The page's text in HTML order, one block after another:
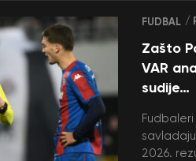
FUDBAL /
Zašto
VAR
sudije…
2026.